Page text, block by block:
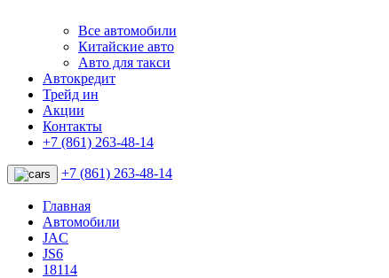
Все автомобили
Китайские авто
Авто для такси
Автокредит
Трейд ин
Акции
Контакты
+7 (861) 263-48-14
+7 (861) 263-48-14
Главная
Автомобили
JAC
JS6
18114